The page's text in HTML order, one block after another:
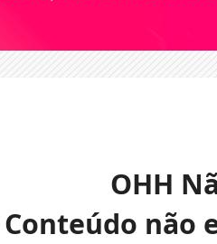
OHH
Conteúdo não